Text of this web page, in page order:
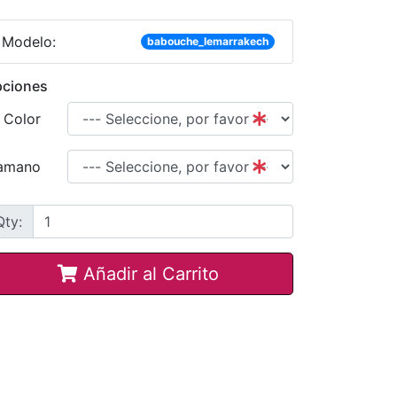
Modelo: babouche_lemarrakech
Color
Añadir al Carrito